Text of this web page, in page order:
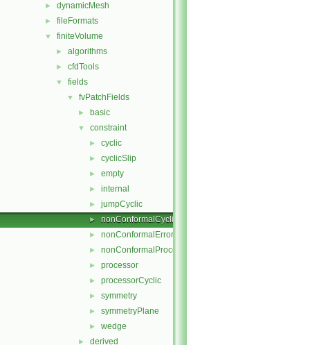
► dynamicMesh
► fileFormats
▼ finiteVolume
► algorithms
► cfdTools
▼ fields
▼ fvPatchFields
► basic
▼ constraint
► cyclic
► cyclicSlip
► empty
► internal
► jumpCyclic
► nonConformalCyclic
► nonConformalError
► nonConformalProcessorCyclic
► processor
► processorCyclic
► symmetry
► symmetryPlane
► wedge
► derived